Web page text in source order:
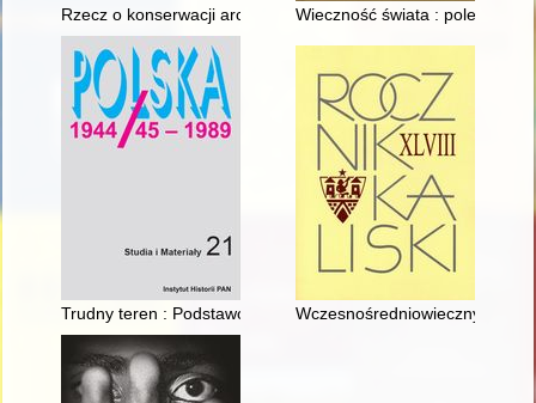
Rzecz o konserwacji archiwaliów w Polsce w XX i XXI wieku -
Wieczność świata : polemika
Trudny teren : Podstawowa Organizacja Partyjna / Komitet
Wczesnośredniowieczny skarb